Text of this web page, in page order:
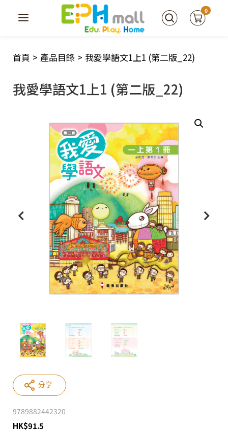
0
首頁 > 產品目錄 > 我愛學語文1上1 (第二版_22)
我愛學語文1上1 (第二版_22)
9789882442320
HK$91.5
分享